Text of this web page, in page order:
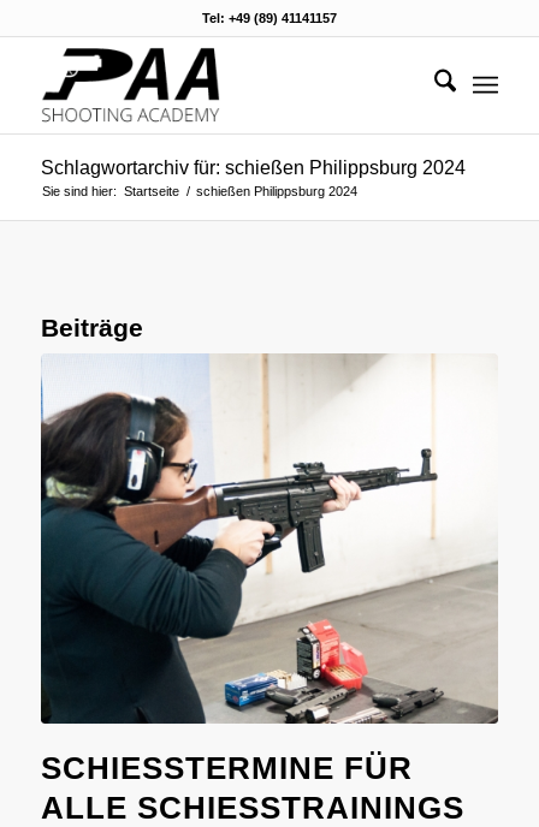
Tel: +49 (89) 41141157
Schlagwortarchiv für: schießen Philippsburg 2024
Sie sind hier: Startseite / schießen Philippsburg 2024
Beiträge
SCHIESSTERMINE FÜR A
LLE SCHIESSTRAININGS AM